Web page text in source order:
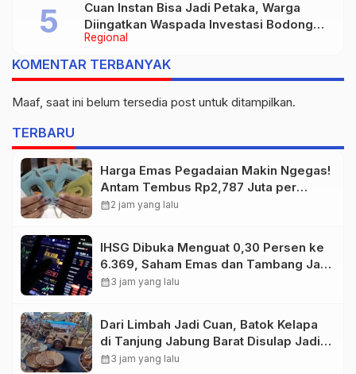
Regional
Cuan Instan Bisa Jadi Petaka, Warga
Diingatkan Waspada Investasi Bodong
dan Judi Online
KOMENTAR TERBANYAK
Maaf, saat ini belum tersedia post untuk ditampilkan.
TERBARU
Harga Emas Pegadaian Makin Ngegas!
Antam Tembus Rp2,787 Juta per
Gram
calendar_month2 jam yang lalu
IHSG Dibuka Menguat 0,30 Persen ke
6.369, Saham Emas dan Tambang Jadi
Penggerak
calendar_month3 jam yang lalu
Dari Limbah Jadi Cuan, Batok Kelapa
di Tanjung Jabung Barat Disulap Jadi
Kerajinan Bernilai Tinggi
calendar_month3 jam yang lalu